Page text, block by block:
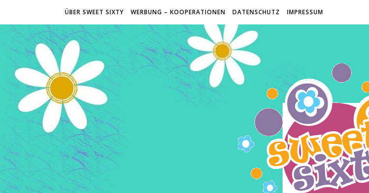
ÜBER SWEET SIXTY WERBUNG – KOOPERATIONEN DATENSCHUTZ IMPRESSUM